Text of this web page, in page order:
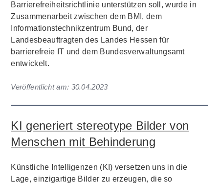
Barrierefreiheitsrichtlinie unterstützen soll, wurde in
Zusammenarbeit zwischen dem BMI, dem
Informationstechnikzentrum Bund, der
Landesbeauftragten des Landes Hessen für
barrierefreie IT und dem Bundesverwaltungsamt
entwickelt.
Veröffentlicht am: 30.04.2023
KI generiert stereotype Bilder von
Menschen mit Behinderung
Künstliche Intelligenzen (KI) versetzen uns in die
Lage, einzigartige Bilder zu erzeugen, die so